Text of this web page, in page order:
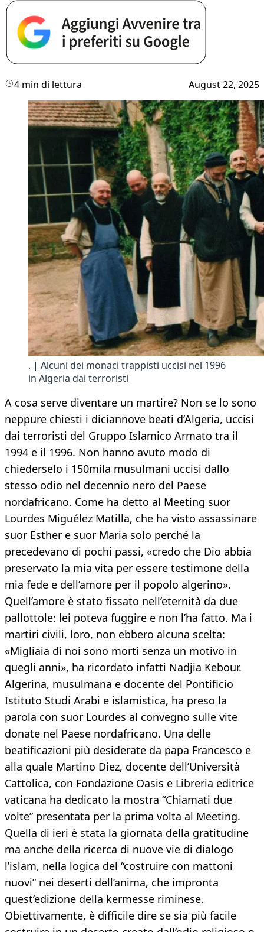
4 min di lettura August 22, 2025
. | Alcuni dei monaci trappisti uccisi nel 1996
in Algeria dai terroristi
A cosa serve diventare un martire? Non se lo sono
neppure chiesti i diciannove beati d’Algeria, uccisi
dai terroristi del Gruppo Islamico Armato tra il
1994 e il 1996. Non hanno avuto modo di
chiederselo i 150mila musulmani uccisi dallo
stesso odio nel decennio nero del Paese
nordafricano. Come ha detto al Meeting suor
Lourdes Miguélez Matilla, che ha visto assassinare
suor Esther e suor Maria solo perché la
precedevano di pochi passi, «credo che Dio abbia
preservato la mia vita per essere testimone della
mia fede e dell’amore per il popolo algerino».
Quell’amore è stato fissato nell’eternità da due
pallottole: lei poteva fuggire e non l’ha fatto. Ma i
martiri civili, loro, non ebbero alcuna scelta:
«Migliaia di noi sono morti senza un motivo in
quegli anni», ha ricordato infatti Nadjia Kebour.
Algerina, musulmana e docente del Pontificio
Istituto Studi Arabi e islamistica, ha preso la
parola con suor Lourdes al convegno sulle vite
donate nel Paese nordafricano. Una delle
beatificazioni più desiderate da papa Francesco e
alla quale Martino Diez, docente dell’Università
Cattolica, con Fondazione Oasis e Libreria editrice
vaticana ha dedicato la mostra “Chiamati due
volte” presentata per la prima volta al Meeting.
Quella di ieri è stata la giornata della gratitudine
ma anche della ricerca di nuove vie di dialogo
l’islam, nella logica del “costruire con mattoni
nuovi” nei deserti dell’anima, che impronta
quest’edizione della kermesse riminese.
Obiettivamente, è difficile dire se sia più facile